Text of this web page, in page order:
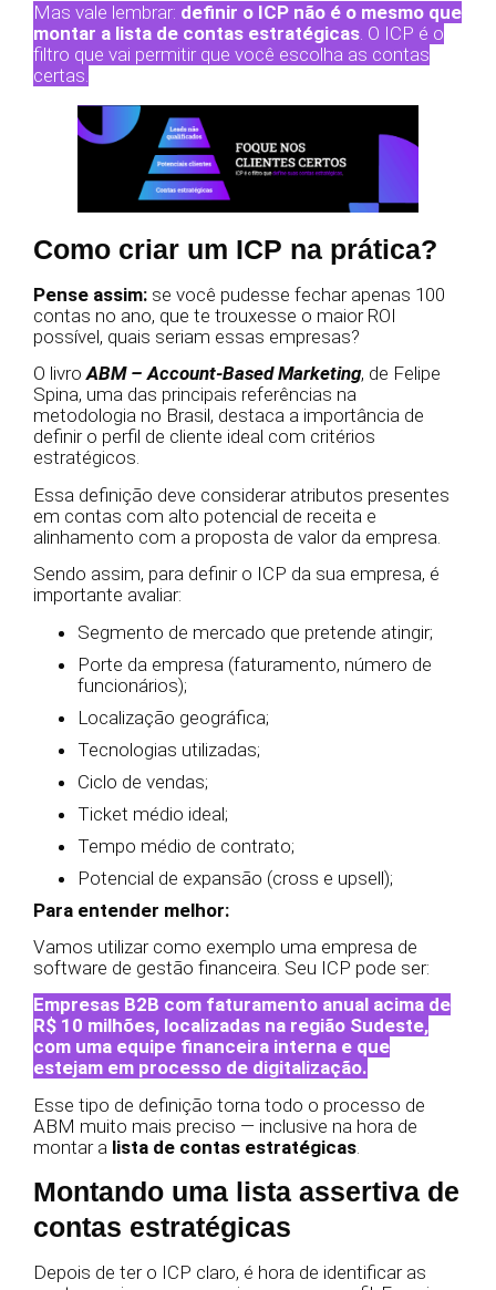
Mas vale lembrar: definir o ICP não é o mesmo que
montar a lista de contas estratégicas. O ICP é o
filtro que vai permitir que você escolha as contas
certas.
Como criar um ICP na prática?
Pense assim: se você pudesse fechar apenas 100
contas no ano, que te trouxesse o maior ROI
possível, quais seriam essas empresas?
O livroABM – Account-Based Marketing, de Felipe
Spina, uma das principais referências na
metodologia no Brasil, destaca a importância de
definir o perfil de cliente ideal com critérios
estratégicos.
Essa definição deve considerar atributos presentes
em contas com alto potencial de receita e
alinhamento com a proposta de valor da empresa.
Sendo assim, para definir o ICP da sua empresa, é
importante avaliar:
Segmento de mercado que pretende atingir;
Porte da empresa (faturamento, número de
funcionários);
Localização geográfica;
Tecnologias utilizadas;
Ciclo de vendas;
Ticket médio ideal;
Tempo médio de contrato;
Potencial de expansão (cross e upsell);
Para entender melhor:
Vamos utilizar como exemplo uma empresa de
software de gestão financeira. Seu ICP pode ser:
Empresas B2B com faturamento anual acima de
R$ 10 milhões, localizadas na região Sudeste,
com uma equipe financeira interna e que
estejam em processo de digitalização.
Esse tipo de definição torna todo o processo de
ABM muito mais preciso — inclusive na hora de
montar a lista de contas estratégicas
Montando uma lista assertiva de
contas estratégicas
Depois de ter o ICP claro, é hora de identificar as